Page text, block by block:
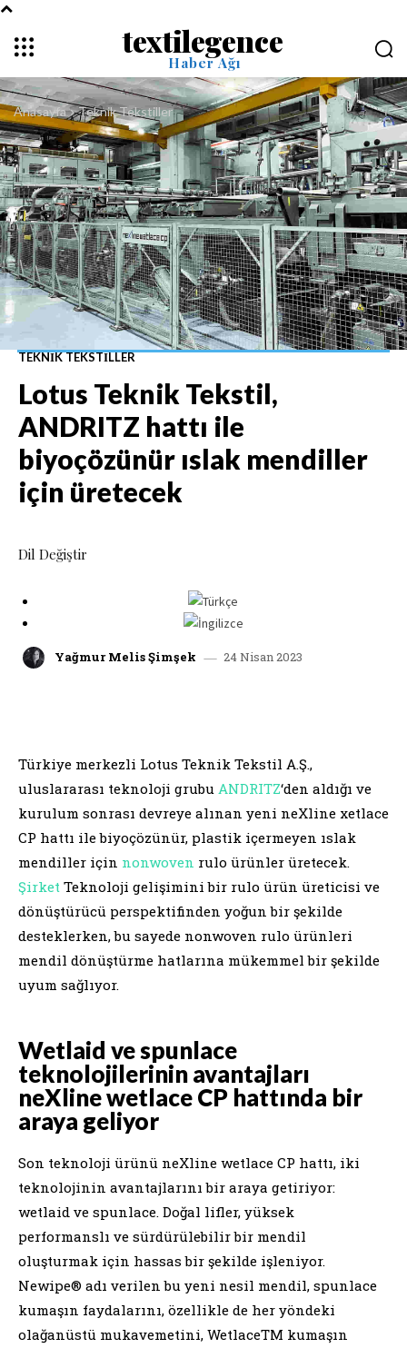
textilegence
Haber Ağı
Anasayfa Teknik Tekstiller
TEKNIK TEKSTILLER
Lotus Teknik Tekstil,
ANDRITZ hattı ile
biyoçözünür ıslak mendiller
için üretecek
Dil Değiştir
Yağmur Melis Şimşek 24 Nisan 2023
Türkiye merkezli Lotus Teknik Tekstil A.Ş.,
uluslararası teknoloji grubu ANDRITZ‘den aldığı ve
kurulum sonrası devreye alınan yeni neXline xetlace
CP hattı ile biyoçözünür, plastik içermeyen ıslak
mendiller için nonwoven rulo ürünler üretecek.
Şirket Teknoloji gelişimini bir rulo ürün üreticisi ve
dönüştürücü perspektifinden yoğun bir şekilde
desteklerken, bu sayede nonwoven rulo ürünleri
mendil dönüştürme hatlarına mükemmel bir şekilde
uyum sağlıyor.
Wetlaid ve spunlace
teknolojilerinin avantajları
neXline wetlace CP hattında bir
araya geliyor
Son teknoloji ürünü neXline wetlace CP hattı, iki
teknolojinin avantajlarını bir araya getiriyor:
wetlaid ve spunlace. Doğal lifler, yüksek
performanslı ve sürdürülebilir bir mendil
oluşturmak için hassas bir şekilde işleniyor.
Newipe® adı verilen bu yeni nesil mendil, spunlace
kumaşın faydalarını, özellikle de her yöndeki
olağanüstü mukavemetini, WetlaceTM kumaşın